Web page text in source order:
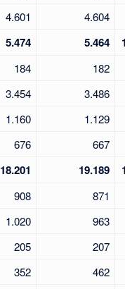
4.601 4.604
5.474 5.464
184
182
3.454
3.486
1.160
1.129
676 667
18.201 19.189
908
871
1.020
963
205
207
352
462